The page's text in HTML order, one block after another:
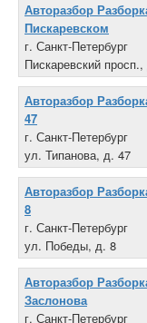
Авторазбор
Пискаревском
г. Санкт-Петербург
Пискаревский
+7 812 225-28-00
Авторазбор
47
г. Санкт-Петербург
ул. Типанова, д. 47
+7 812 379-02-20
Авторазбор
8
г. Санкт-Петербург
ул. Победы, д. 8
+7 812 388-91-00
Авторазбор
Заслонова
г. Санкт-Петербург